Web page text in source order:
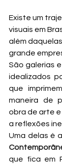
Existe um
visuais em
além
grande
São galerias
idealizados
que
maneira de
obra de arte e
a reflexões
Uma delas é a
que fica em